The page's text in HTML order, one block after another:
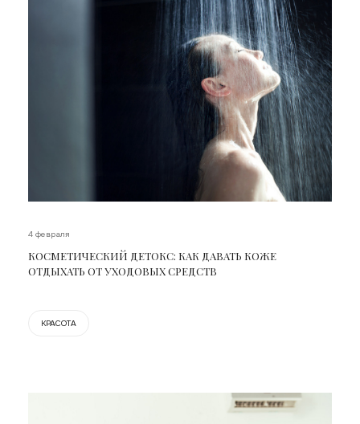
4 февраля
КОСМЕТИЧЕСКИЙ ДЕТОКС: КАК ДАВАТЬ КОЖЕ
ОТДЫХАТЬ ОТ УХОДОВЫХ СРЕДСТВ
КРАСОТА